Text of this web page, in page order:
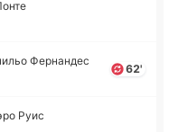
Фе­рна­ндес
62'
Руис